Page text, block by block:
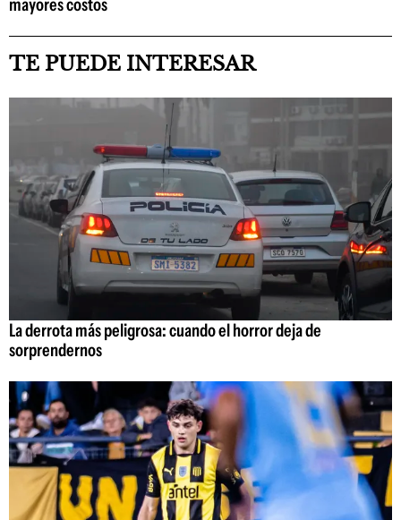
mayores costos
TE PUEDE INTERESAR
La derrota más peligrosa: cuando el horror deja de
sorprendernos